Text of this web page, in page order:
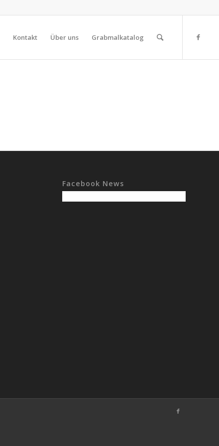
Kontakt Über uns Grabmalkatalog
Facebook News